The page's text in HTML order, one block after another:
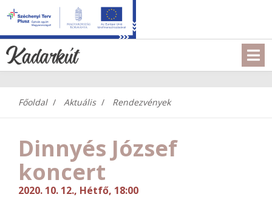
Főoldal Aktuális Rendezvények
Dinnyés József
koncert
2020. 10. 12., Hétfő, 18:00